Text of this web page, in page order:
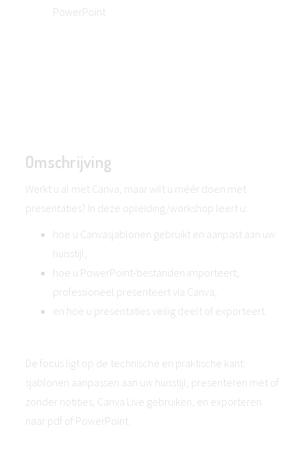
PowerPoint
Omschrijving
Werkt u al met Canva, maar wilt u méér doen met
presentaties? In deze opleiding/workshop leert u:
hoe u Canvasjablonen gebruikt en aanpast aan uw
huisstijl,
hoe u PowerPoint-bestanden importeert,
professioneel presenteert via Canva,
en hoe u presentaties veilig deelt of exporteert.
De focus ligt op de technische en praktische kant:
sjablonen aanpassen aan uw huisstijl, presenteren met of
zonder notities, Canva Live gebruiken, en exporteren
naar pdf of PowerPoint.